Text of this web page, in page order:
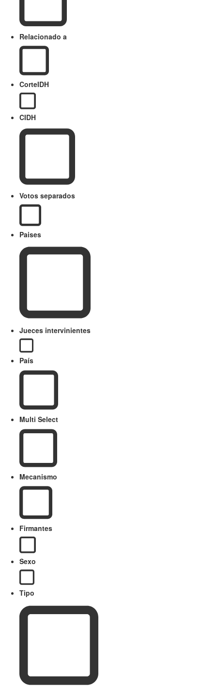
Relacionado a
CorteIDH
CIDH
Votos separados
Paises
Jueces intervinientes
País
Multi Select
Mecanismo
Firmantes
Sexo
Tipo